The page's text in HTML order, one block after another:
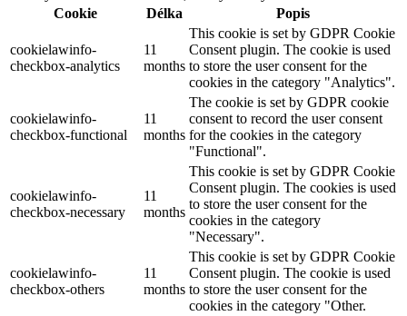
Cookie
Délka Popis
cookielawinfo-
checkbox-analytics
11
months
This cookie is set by GDPR Cookie
Consent plugin. The cookie is used
to store the user consent for the
cookies in the category "Analytics".
cookielawinfo-
checkbox-functional
11
months
The cookie is set by GDPR cookie
consent to record the user consent
for the cookies in the category
"Functional".
cookielawinfo-
checkbox-necessary
11
months
This cookie is set by GDPR Cookie
Consent plugin. The cookies is used
to store the user consent for the
cookies in the category
"Necessary".
cookielawinfo-
checkbox-others
11
months
This cookie is set by GDPR Cookie
Consent plugin. The cookie is used
to store the user consent for the
cookies in the category "Other.